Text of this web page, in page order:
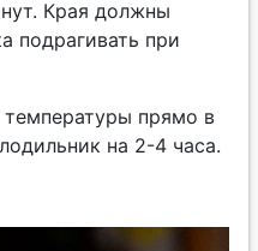
Края должны
подрагивать при
прямо в
на 2-4 часа.